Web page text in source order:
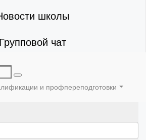
школы
Групповой чат
и профпереподготовки